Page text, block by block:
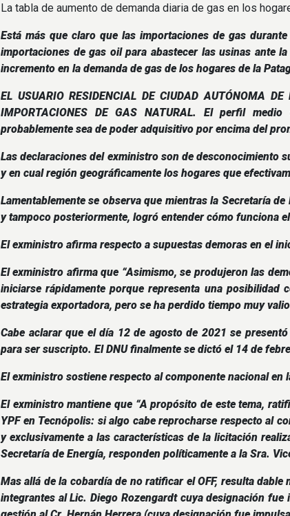
La tabla de aumento de demanda diaria de gas en los
Está más que claro que las importaciones de gas
importaciones de gas oil para abastecer las usinas ante
incremento en la demanda de gas de los hogares de la
EL USUARIO RESIDENCIAL DE CIUDAD AUTÓNOMA
IMPORTACIONES DE GAS NATURAL. El perfil
probablemente sea de poder adquisitivo por encima del
Las declaraciones del exministro son de desconocimiento
y en cual región geográficamente los hogares que
Lamentablemente se observa que mientras la Secretaría
y tampoco posteriormente, logró entender cómo funciona
El exministro afirma respecto a supuestas demoras en el
El exministro afirma que “Asimismo, se produjeron las
iniciarse rápidamente porque representa una
estrategia exportadora, pero se ha perdido tiempo muy
Cabe aclarar que el día 12 de agosto de 2021 se
para ser suscripto. El DNU finalmente se dictó el 14 de
El exministro sostiene respecto al componente nacional en
El exministro mantiene que “A propósito de este tema,
YPF en Tecnópolis: si algo cabe reprocharse respecto al
y exclusivamente a las características de la licitación
Secretaría de Energía, responden políticamente a la Sra.
Mas allá de la cobardía de no ratificar el OFF, resulta
integrantes al Lic. Diego Rozengardt cuya designación